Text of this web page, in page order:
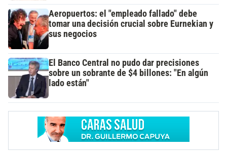
Aeropuertos: el "empleado fallado" debe
tomar una decisión crucial sobre Eurnekian y
sus negocios
El Banco Central no pudo dar precisiones
sobre un sobrante de $4 billones: "En algún
lado están"